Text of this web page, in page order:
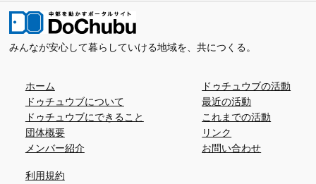
みんなが安心して暮らしていける地域を、共につくる。
ホーム
ドゥチュウブについて
ドゥチュウブにできること
団体概要
メンバー紹介
ドゥチュウブの活動
最近の活動
これまでの活動
リンク
お問い合わせ
利用規約